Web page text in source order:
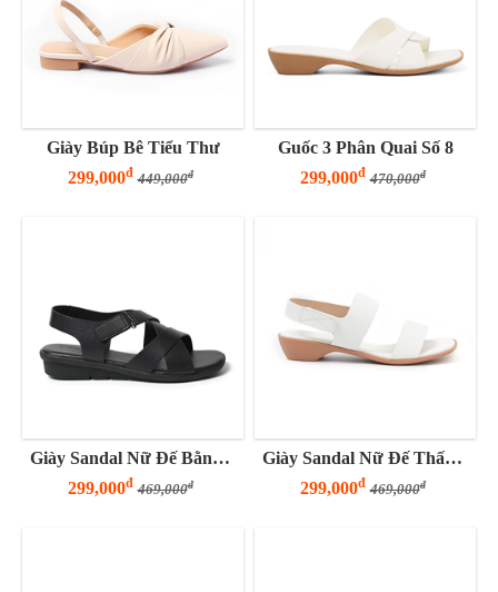
Giày Búp Bê Tiểu Thư
299,000đ 449,000đ
Guốc 3 Phân Quai Số 8
299,000đ 470,000đ
Giày Sandal Nữ Đế Bằng 3 Phân Quai Chéo
299,000đ 469,000đ
Giày Sandal Nữ Đế Thấp 3 Phân Hai Quai Ngang Tinh Tế
299,000đ 469,000đ